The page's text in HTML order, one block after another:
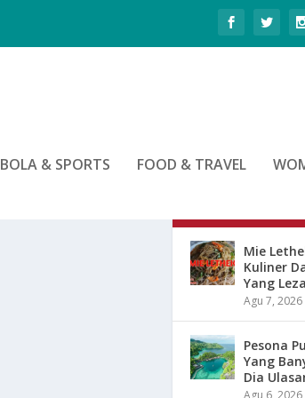
BOLA & SPORTS FOOD & TRAVEL
Mie
Kuliner
Yang
Agu 7, 2026
Pesona
Yang
Dia